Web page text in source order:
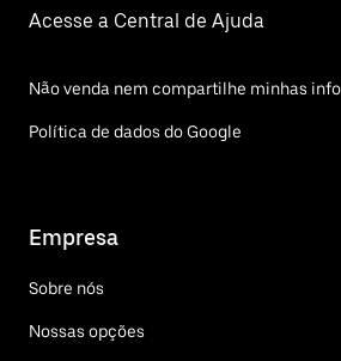
Acesse a Central de Ajuda
Não venda nem compartilhe minhas
Política de dados do Google
Empresa
Sobre nós
Nossas opções